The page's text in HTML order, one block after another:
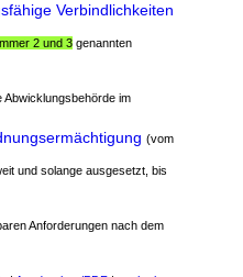
Verbindlichkeiten
2 und 3 genannten
Abwicklungsbehörde im
(vom
und solange ausgesetzt, bis
Anforderungen nach dem